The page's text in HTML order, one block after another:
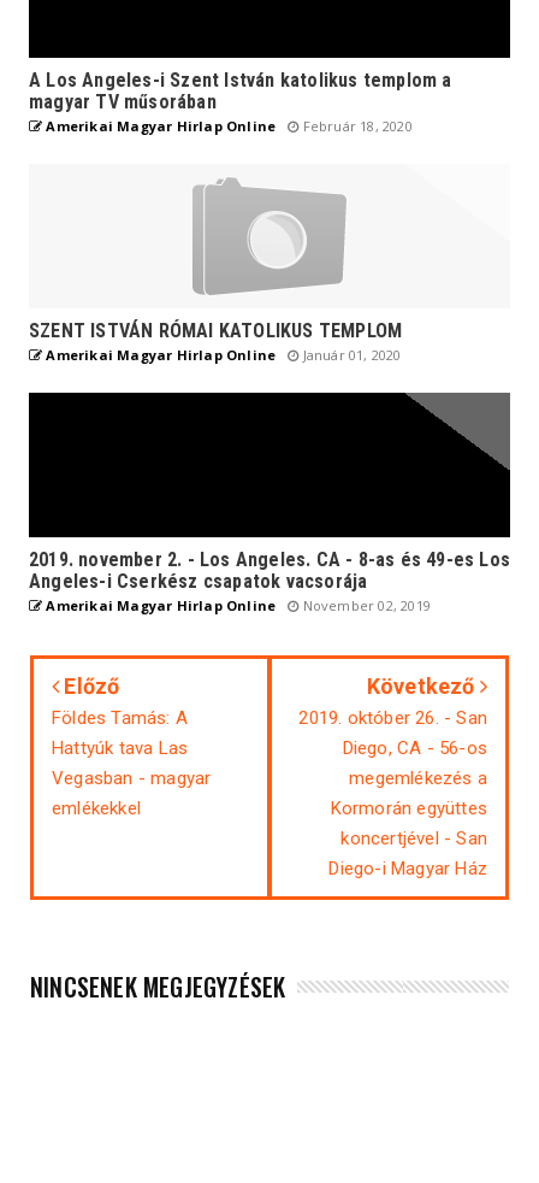
A Los Angeles-i Szent István katolikus templom a
magyar TV műsorában
Amerikai Magyar Hirlap Online Február 18, 2020
SZENT ISTVÁN RÓMAI KATOLIKUS TEMPLOM
Amerikai Magyar Hirlap Online Január 01, 2020
2019. november 2. - Los Angeles. CA - 8-as és 49-es Los
Angeles-i Cserkész csapatok vacsorája
Amerikai Magyar Hirlap Online November 02, 2019
Előző
Földes Tamás: A
Hattyúk tava Las
Vegasban - magyar
emlékekkel
Következő
2019. október 26. - San
Diego, CA - 56-os
megemlékezés a
Kormorán együttes
koncertjével - San
Diego-i Magyar Ház
NINCSENEK MEGJEGYZÉSEK